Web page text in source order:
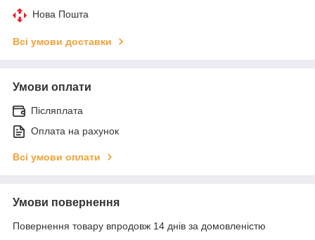
Нова Пошта
Всі умови доставки
Умови оплати
Післяплата
Оплата на рахунок
Всі умови оплати
Умови повернення
Повернення товару впродовж 14 днів за домовленістю